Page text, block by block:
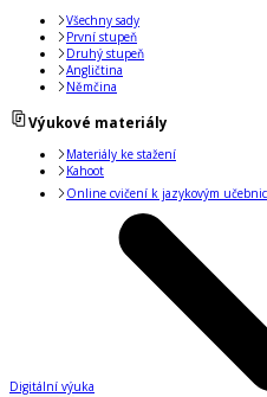
Všechny sady
První stupeň
Druhý stupeň
Angličtina
Němčina
Výukové materiály
Materiály ke stažení
Kahoot
Online cvičení k jazykovým
Digitální výuka